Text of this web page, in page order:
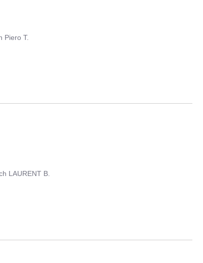
Piero T.
LAURENT B.